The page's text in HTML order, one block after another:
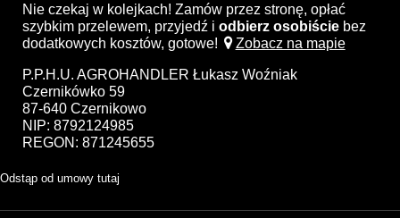
Nie czekaj w kolejkach! Zamów przez stronę, opłać
szybkim przelewem, przyjedź i odbierz osobiście bez
dodatkowych kosztów, gotowe!
Zobacz na mapie
P.P.H.U. AGROHANDLER Łukasz Woźniak
Czernikówko 59
87-640 Czernikowo
NIP: 8792124985
REGON: 871245655
Odstąp od umowy tutaj